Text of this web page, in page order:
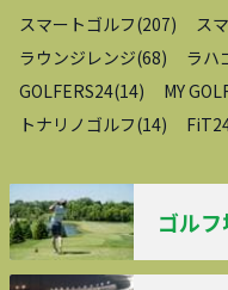
スマートゴルフ(207) ス
ラウンジレンジ(68) ラハ
GOLFERS24(14) MY
トナリノゴルフ(14)
ゴル